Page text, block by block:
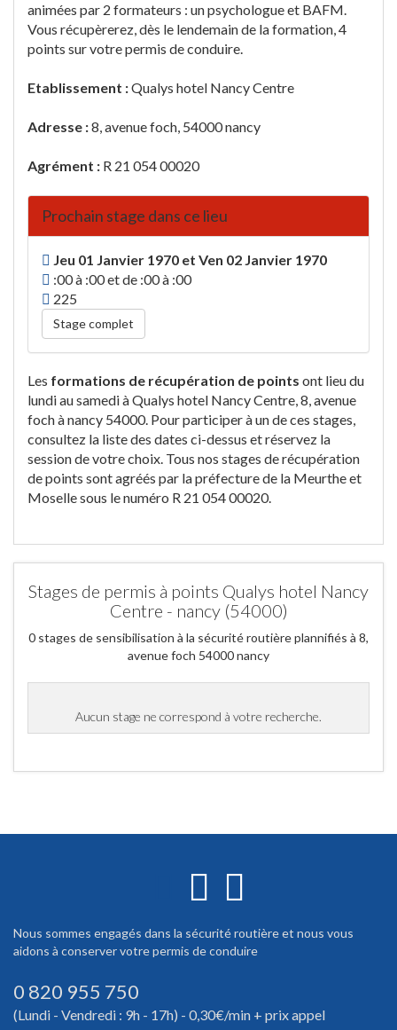
animées par 2 formateurs : un psychologue et BAFM.
Vous récupèrerez, dès le lendemain de la formation, 4
points sur votre permis de conduire.
Etablissement :Qualys hotel Nancy Centre
Adresse :8, avenue foch, 54000 nancy
Agrément : R 21 054 00020
Prochain stage dans ce lieu
Jeu 01 Janvier 1970 et Ven 02 Janvier 1970
:00 à :00 et de :00 à :00
225
Stage complet
Les formations de récupération de points ont lieu du
lundi au samedi à Qualys hotel Nancy Centre, 8, avenue
foch à nancy 54000. Pour participer à un de ces stages,
consultez la liste des dates ci-dessus et réservez la
session de votre choix. Tous nos stages de récupération
de points sont agréés par la préfecture de la Meurthe et
Moselle sous le numéro R 21 054 00020.
Stages de permis à points Qualys hotel Nancy
Centre - nancy (54000)
0 stages de sensibilisation à la sécurité routière plannifiés à 8,
avenue foch 54000 nancy
Aucun stage ne correspond à votre recherche.
Nous sommes engagés dans la sécurité routière et nous vous
aidons à conserver votre permis de conduire
0 820 955 750
(Lundi - Vendredi : 9h - 17h) - 0,30€/min + prix appel